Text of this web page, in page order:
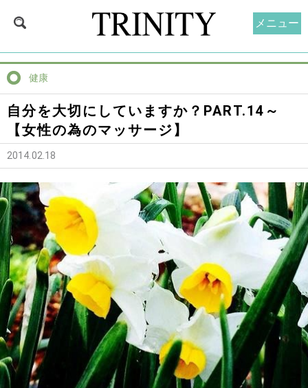
健康
自分を大切にしていますか？PART.14～
【女性の為のマッサージ】
2014.02.18
メニュー